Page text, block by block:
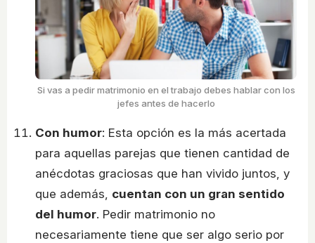
Si vas a pedir matrimonio en el trabajo debes hablar con los
jefes antes de hacerlo
Con humor: Esta opción es la más acertada
para aquellas parejas que tienen cantidad de
anécdotas graciosas que han vivido juntos, y
que además, cuentan con un gran sentido
del humor. Pedir matrimonio no
necesariamente tiene que ser algo serio por